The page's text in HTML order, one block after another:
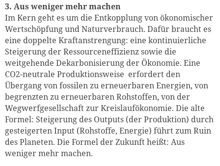
3. Aus weniger mehr machen
Im Kern geht es um die Entkopplung von ökonomischer
Wertschöpfung und Naturverbrauch. Dafür braucht es
eine doppelte Kraftanstrengung: eine kontinuierliche
Steigerung der Ressourceneffizienz sowie die
weitgehende Dekarbonisierung der Ökonomie. Eine
CO2-neutrale Produktionsweise erfordert den
Übergang von fossilen zu erneuerbaren Energien, von
begrenzten zu erneuerbaren Rohstoffen, von der
Wegwerfgesellschaft zur Kreislaufökonomie. Die alte
Formel: Steigerung des Outputs (der Produktion) durch
gesteigerten Input (Rohstoffe, Energie) führt zum Ruin
des Planeten. Die Formel der Zukunft heißt: Aus
weniger mehr machen.